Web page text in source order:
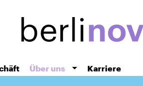
Über uns Karriere